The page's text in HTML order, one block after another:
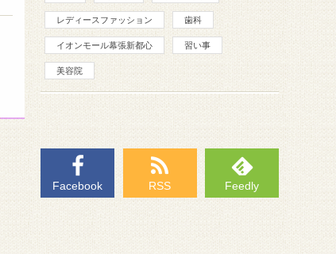
レディースファッション 歯科
イオンモール幕張新都心 習い事
美容院
Facebook RSS Feedly